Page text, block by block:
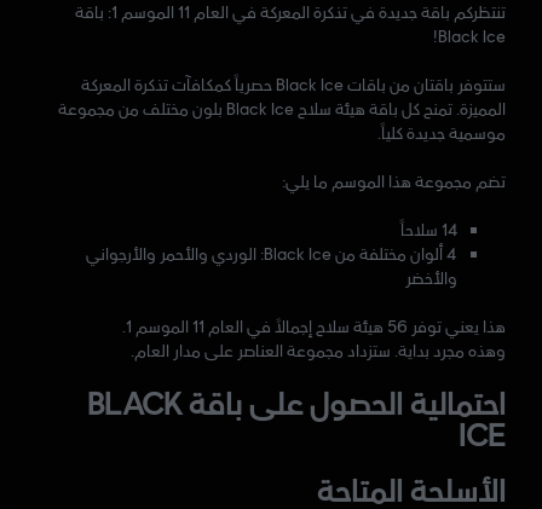
تنتظركم باقة جديدة في تذكرة المعركة في العام 11 الموسم 1: باقة
Black Ice!
ستتوفر باقتان من باقات Black Ice حصرياً كمكافآت تذكرة المعركة
المميزة. تمنح كل باقة هيئة سلاح Black Ice بلون مختلف من مجموعة
موسمية جديدة كلياً.
تضم مجموعة هذا الموسم ما يلي:
14 سلاحاً
4 ألوان مختلفة من Black Ice: الوردي والأحمر والأرجواني
والأخضر
هذا يعني توفر 56 هيئة سلاح إجمالاً في العام 11 الموسم 1.
وهذه مجرد بداية. ستزداد مجموعة العناصر على مدار العام.
احتمالية الحصول على باقة BLACK
ICE
الأسلحة المتاحة